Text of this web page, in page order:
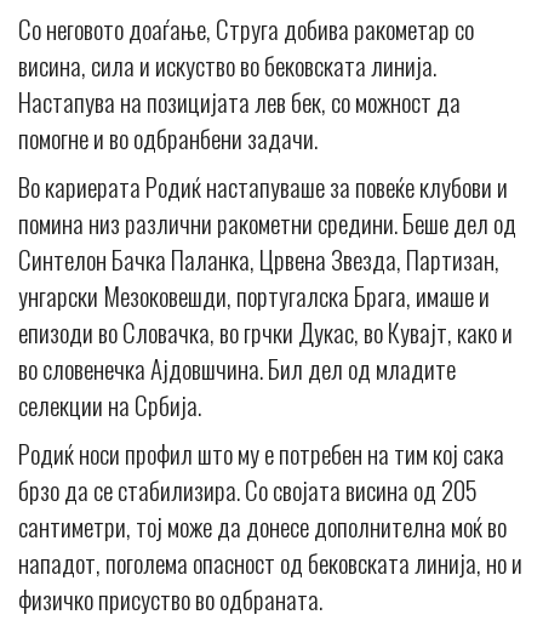
Со неговото доаѓање, Струга добива ракометар со
висина, сила и искуство во бековската линија.
Настапува на позицијата лев бек, со можност да
помогне и во одбранбени задачи.
Во кариерата Родиќ настапуваше за повеќе клубови и
помина низ различни ракометни средини. Беше дел од
Синтелон Бачка Паланка, Црвена Звезда, Партизан,
унгарски Мезоковешди, португалска Брага, имаше и
епизоди во Словачка, во грчки Дукас, во Кувајт, како и
во словенечка Ајдовшчина. Бил дел од младите
селекции на Србија.
Родиќ носи профил што му е потребен на тим кој сака
брзо да се стабилизира. Со својата висина од 205
сантиметри, тој може да донесе дополнителна моќ во
нападот, поголема опасност од бековската линија, но и
физичко присуство во одбраната.